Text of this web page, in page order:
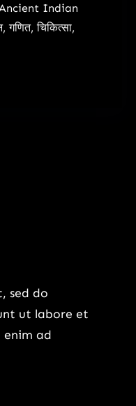
(Ancient Indian
चिकित्सा,
sed do
ut labore et
ad